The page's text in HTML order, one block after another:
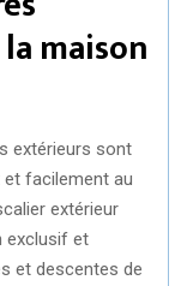
maison
extérieurs sont
et facilement au
extérieur
exclusif et
et descentes de